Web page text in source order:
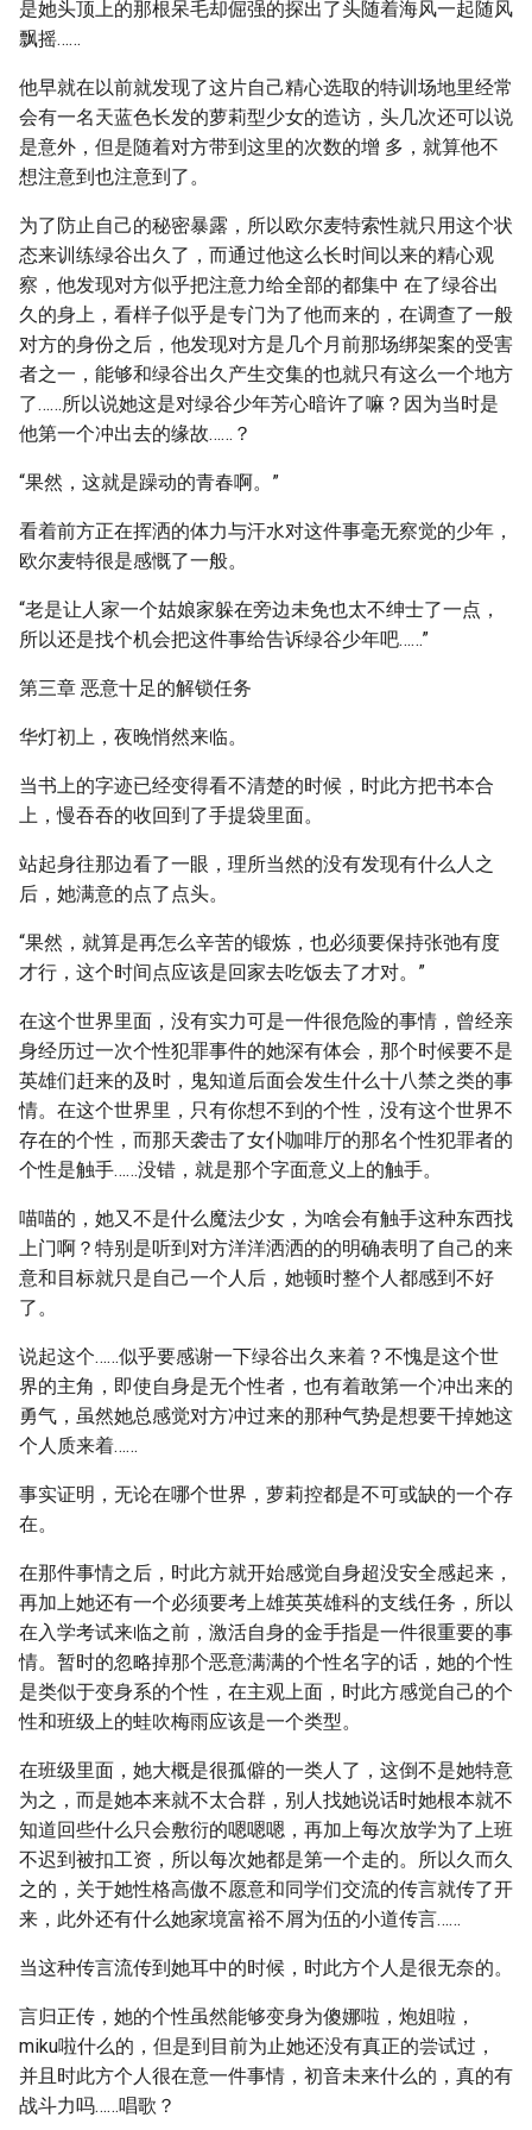
是她头顶上的那根呆毛却倔强的探出了头随着海风一起随风
飘摇……
他早就在以前就发现了这片自己精心选取的特训场地里经常
会有一名天蓝色长发的萝莉型少女的造访，头几次还可以说
是意外，但是随着对方带到这里的次数的增 多，就算他不
想注意到也注意到了。
为了防止自己的秘密暴露，所以欧尔麦特索性就只用这个状
态来训练绿谷出久了，而通过他这么长时间以来的精心观
察，他发现对方似乎把注意力给全部的都集中 在了绿谷出
久的身上，看样子似乎是专门为了他而来的，在调查了一般
对方的身份之后，他发现对方是几个月前那场绑架案的受害
者之一，能够和绿谷出久产生交集的也就只有这么一个地方
了……所以说她这是对绿谷少年芳心暗许了嘛？因为当时是
他第一个冲出去的缘故……？
“果然，这就是躁动的青春啊。”
看着前方正在挥洒的体力与汗水对这件事毫无察觉的少年，
欧尔麦特很是感慨了一般。
“老是让人家一个姑娘家躲在旁边未免也太不绅士了一点，
所以还是找个机会把这件事给告诉绿谷少年吧……”
第三章 恶意十足的解锁任务
华灯初上，夜晚悄然来临。
当书上的字迹已经变得看不清楚的时候，时此方把书本合
上，慢吞吞的收回到了手提袋里面。
站起身往那边看了一眼，理所当然的没有发现有什么人之
后，她满意的点了点头。
“果然，就算是再怎么辛苦的锻炼，也必须要保持张弛有度
才行，这个时间点应该是回家去吃饭去了才对。”
在这个世界里面，没有实力可是一件很危险的事情，曾经亲
身经历过一次个性犯罪事件的她深有体会，那个时候要不是
英雄们赶来的及时，鬼知道后面会发生什么十八禁之类的事
情。在这个世界里，只有你想不到的个性，没有这个世界不
存在的个性，而那天袭击了女仆咖啡厅的那名个性犯罪者的
个性是触手……没错，就是那个字面意义上的触手。
喵喵的，她又不是什么魔法少女，为啥会有触手这种东西找
上门啊？特别是听到对方洋洋洒洒的的明确表明了自己的来
意和目标就只是自己一个人后，她顿时整个人都感到不好
了。
说起这个……似乎要感谢一下绿谷出久来着？不愧是这个世
界的主角，即使自身是无个性者，也有着敢第一个冲出来的
勇气，虽然她总感觉对方冲过来的那种气势是想要干掉她这
个人质来着……
事实证明，无论在哪个世界，萝莉控都是不可或缺的一个存
在。
在那件事情之后，时此方就开始感觉自身超没安全感起来，
再加上她还有一个必须要考上雄英英雄科的支线任务，所以
在入学考试来临之前，激活自身的金手指是一件很重要的事
情。暂时的忽略掉那个恶意满满的个性名字的话，她的个性
是类似于变身系的个性，在主观上面，时此方感觉自己的个
性和班级上的蛙吹梅雨应该是一个类型。
在班级里面，她大概是很孤僻的一类人了，这倒不是她特意
为之，而是她本来就不太合群，别人找她说话时她根本就不
知道回些什么只会敷衍的嗯嗯嗯，再加上每次放学为了上班
不迟到被扣工资，所以每次她都是第一个走的。所以久而久
之的，关于她性格高傲不愿意和同学们交流的传言就传了开
来，此外还有什么她家境富裕不屑为伍的小道传言……
当这种传言流传到她耳中的时候，时此方个人是很无奈的。
言归正传，她的个性虽然能够变身为傻娜啦，炮姐啦，
miku啦什么的，但是到目前为止她还没有真正的尝试过，
并且时此方个人很在意一件事情，初音未来什么的，真的有
战斗力吗……唱歌？